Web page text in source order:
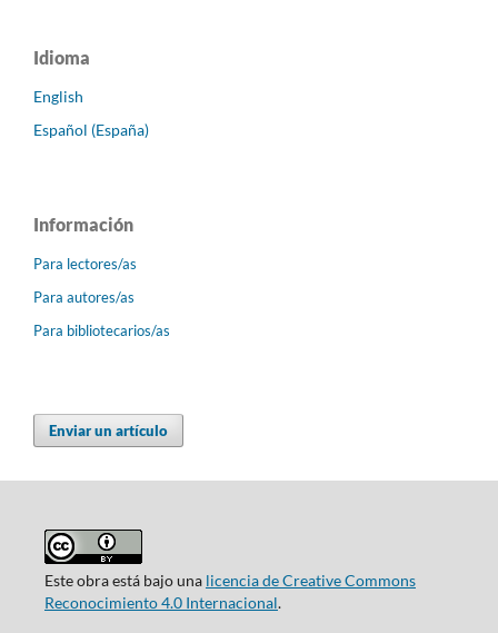
Idioma
English
Español (España)
Información
Para lectores/as
Para autores/as
Para bibliotecarios/as
Enviar un artículo
Este obra está bajo una licencia de Creative Commons
Reconocimiento 4.0 Internacional.